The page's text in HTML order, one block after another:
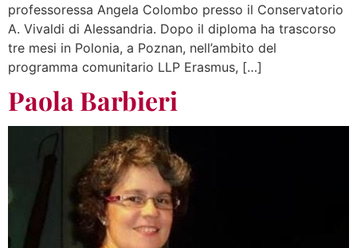
professoressa Angela Colombo presso il Conservatorio
A. Vivaldi di Alessandria. Dopo il diploma ha trascorso
tre mesi in Polonia, a Poznan, nell’ambito del
programma comunitario LLP Erasmus, […]
Paola Barbieri